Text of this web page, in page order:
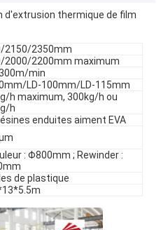
d'extrusion thermique de film
2150/2350mm
2000/2200mm maximum
min
LD-100mm/LD-115mm
h maximum, 300kg/h ou
h
enduites aiment EVA
: Φ800mm ; Rewinder :
de plastique